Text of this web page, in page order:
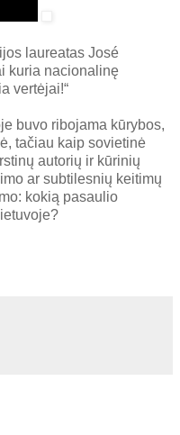
laureatas José
kuria nacionalinę
vertėjai!“
buvo ribojama kūrybos,
tačiau kaip sovietinė
autorių ir kūrinių
ar subtilesnių keitimų
kokią pasaulio